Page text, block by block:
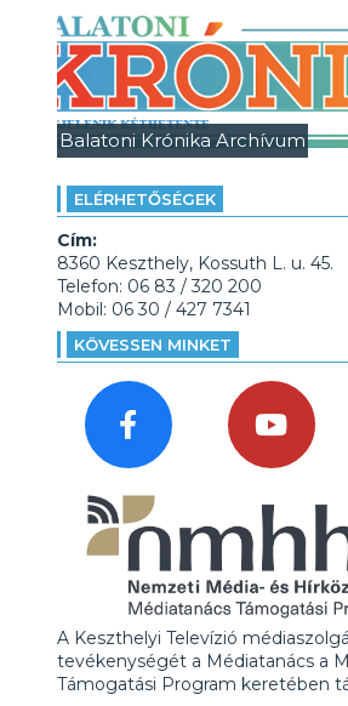
Balatoni Krónika Archívum
ELÉRHETŐSÉGEK
Cím:
8360 Keszthely, Kossuth L. u. 45.
Telefon: 06 83 / 320 200
Mobil: 06 30 / 427 7341
KÖVESSEN MINKET
A Keszthelyi Televízió
tevékenységét a Médiatanács a
Támogatási Program keretében